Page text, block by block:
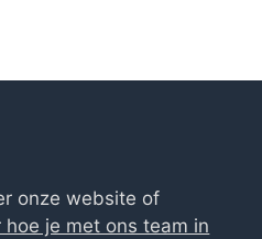
onze website of
hoe je met ons team in